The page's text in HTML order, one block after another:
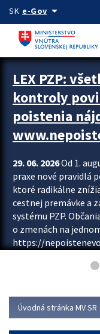
Preskocit na hlavný obsah
SK e-Govarrow_drop_down
Zastavit automatický
LEX PZP:
kontroly
poistenia
29. 06. 2026Od 1.
praxe nové pravidlá
ktoré radikálne
cestnej premávke a
systému PZP.
o zmenách na
https://
asociácie poisťovní
Viac
Úvodná stránka MV SR